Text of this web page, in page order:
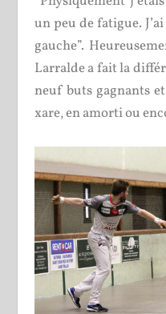
un peu de fatigue.
gauche”.
Larralde a fait la
neuf buts gagnants
xare, en amorti ou